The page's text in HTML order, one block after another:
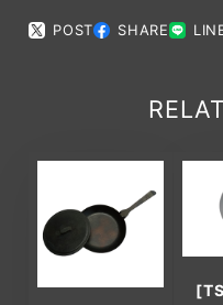
POST SHARE